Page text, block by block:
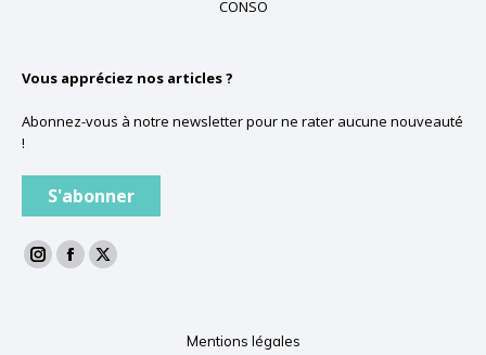
CONSO
Vous appréciez nos articles ?
Abonnez-vous à notre newsletter pour ne rater aucune nouveauté
!
S'abonner
La
La
La
Mentions légales